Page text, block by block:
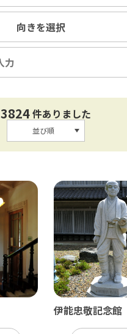
向きを選択
3824件ありました
並び順
伊能忠敬記念館